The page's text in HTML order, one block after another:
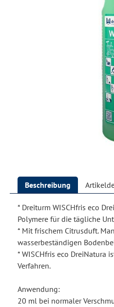
Beschreibung
* Dreiturm WISCHfris eco
Polymere für die tägliche
* Mit frischem Citrusduft.
wasserbeständigen
* WISCHfris eco DreiNatura
Verfahren.
Anwendung:
20 ml bei normaler